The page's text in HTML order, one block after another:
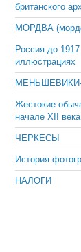
британского
МОРДВА
Россия до
иллюстрациях
Жестокие
начале XII века
ЧЕРКЕСЫ
История
НАЛОГИ